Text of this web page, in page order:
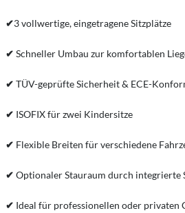
✔3 vollwertige, eingetragene Sitzplätze
✔ Schneller Umbau zur komfortablen
✔ TÜV-geprüfte Sicherheit & ECE-
✔ ISOFIX für zwei Kindersitze
✔ Flexible Breiten für verschiedene
✔ Optionaler Stauraum durch integrierte
✔ Ideal für professionellen oder privaten